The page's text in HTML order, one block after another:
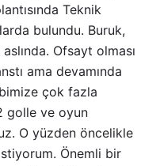
Teknik
bulundu. Buruk,
Ofsayt olması
ama devamında
çok fazla
golle ve oyun
O yüzden öncelikle
Önemli bir